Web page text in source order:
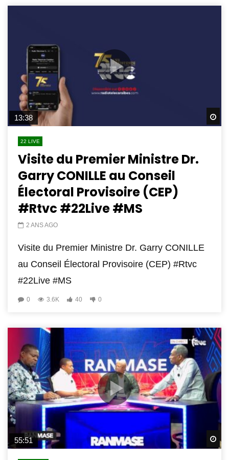
13:38
22 LIVE
Visite du Premier Ministre Dr.
Garry CONILLE au Conseil
Électoral Provisoire (CEP)
#Rtvc #22Live #MS
2 ANS AGO
Visite du Premier Ministre Dr. Garry CONILLE
au Conseil Électoral Provisoire (CEP) #Rtvc
#22Live #MS
0 3.6K 40 0
55:51